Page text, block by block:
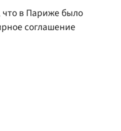
что в Париже было
соглашение